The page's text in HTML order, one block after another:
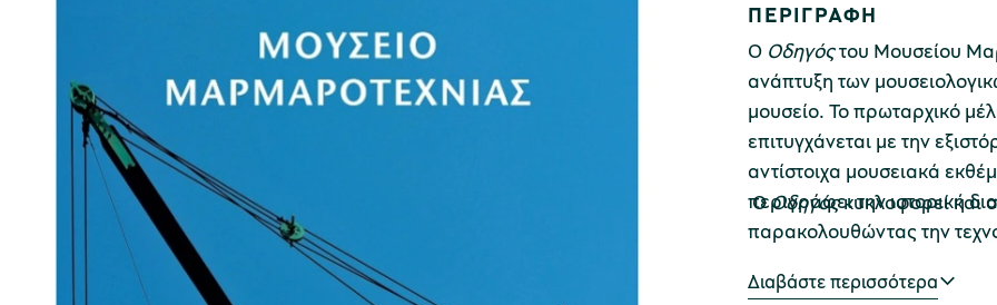
ΠΕΡΙΓΡΑΦΗ
Ο Οδηγόςτου Μουσείου
ανάπτυξη των
μουσείο. Το πρωταρχικό
επιτυγχάνεται με την
αντίστοιχα μουσειακά
περιγράφει την ιστορική
παρακολουθώντας την
εξόρυξης και η επιτόπια
ΟΟδηγόςκυκλοφορεί και
Διαβάστε περισσότερα